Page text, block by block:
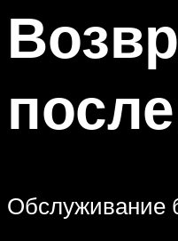
Обслуживание